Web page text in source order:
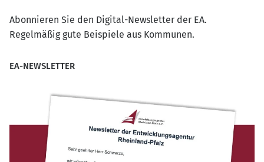
Abonnieren Sie den Digital-Newsletter der EA.
Regelmäßig gute Beispiele aus Kommunen.
EA-NEWSLETTER